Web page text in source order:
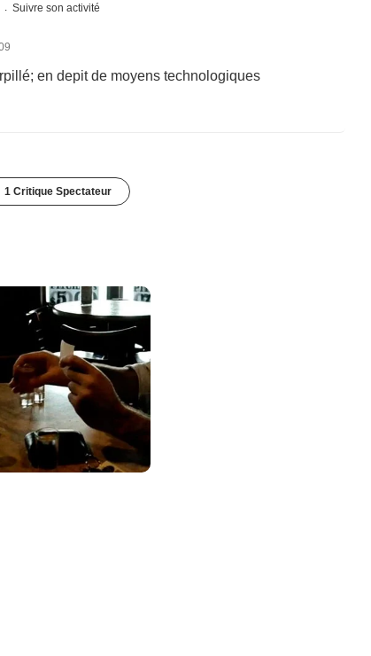
Suivre son activité
en depit de moyens technologiques
1 Critique Spectateur